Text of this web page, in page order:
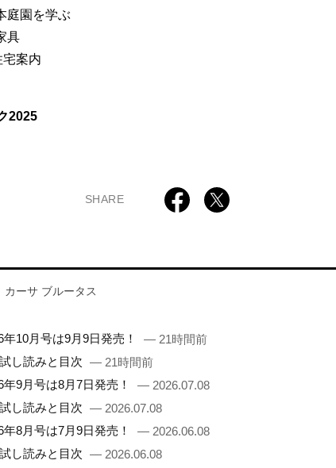
庭園を学ぶ
具
案内
2025
SHARE
カーサ ブルータス
10月号は9月9日発売！
— 21時間前
し読みと目次 — 21時間前
9月号は8月7日発売！
— 2026.07.08
し読みと目次 — 2026.07.08
8月号は7月9日発売！
— 2026.06.08
し読みと目次 — 2026.06.08